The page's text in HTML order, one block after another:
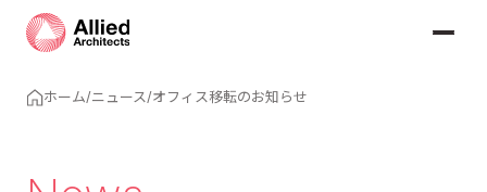
ホーム/ニュース/オフィス移転のお知らせ